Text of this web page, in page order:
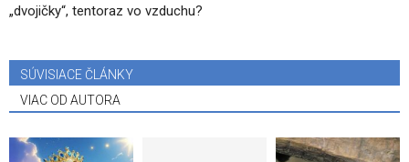
„dvojičky“, tentoraz vo vzduchu?
SÚVISIACE ČLÁNKY
VIAC OD AUTORA